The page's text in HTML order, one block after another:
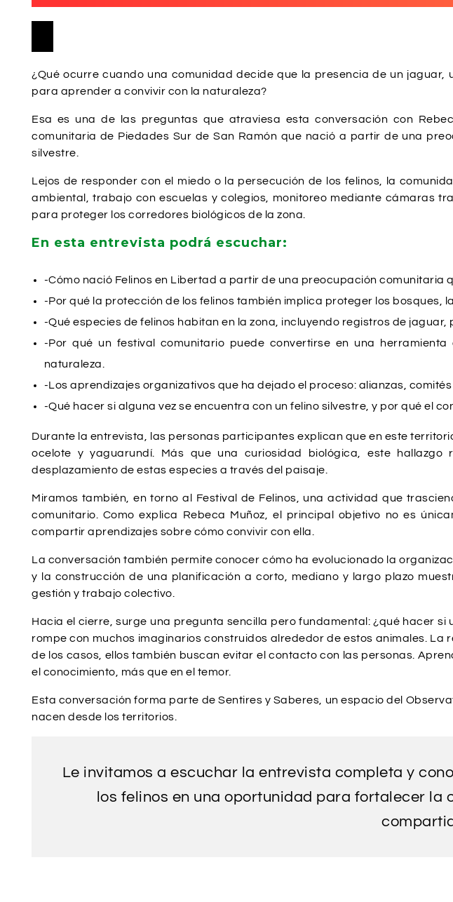
de
flecha
arriba/abajo
para
disminuir
el
volumen.
¿Qué ocurre cuando una comunidad decide que la presencia de un
para aprender a convivir con la naturaleza?
Esa es una de las preguntas que atraviesa esta conversación con
comunitaria de Piedades Sur de San Ramón que nació a partir de una
silvestre.
Lejos de responder con el miedo o la persecución de los felinos, la
ambiental, trabajo con escuelas y colegios, monitoreo mediante cámaras
para proteger los corredores biológicos de la zona.
En esta entrevista podrá escuchar:
-Cómo nació Felinos en Libertad a partir de una preocupación comunitaria
-Por qué la protección de los felinos también implica proteger los bosques,
-Qué especies de felinos habitan en la zona, incluyendo registros de
-Por qué un festival comunitario puede convertirse en una
naturaleza.
-Los aprendizajes organizativos que ha dejado el proceso: alianzas,
-Qué hacer si alguna vez se encuentra con un felino silvestre, y por qué el
Durante la entrevista, las personas participantes explican que en este
ocelote y yaguarundí. Más que una curiosidad biológica, este
desplazamiento de estas especies a través del paisaje.
Miramos también, en torno al Festival de Felinos, una actividad que
comunitario. Como explica Rebeca Muñoz, el principal objetivo no es
compartir aprendizajes sobre cómo convivir con ella.
La conversación también permite conocer cómo ha evolucionado la
y la construcción de una planificación a corto, mediano y largo plazo
gestión y trabajo colectivo.
Hacia el cierre, surge una pregunta sencilla pero fundamental: ¿qué hacer
rompe con muchos imaginarios construidos alrededor de estos animales.
de los casos, ellos también buscan evitar el contacto con las personas.
el conocimiento, más que en el temor.
Esta conversación forma parte de Sentires y Saberes, un espacio del
nacen desde los territorios.
Le invitamos a escuchar la entrevista completa y
los felinos en una oportunidad para fortalecer